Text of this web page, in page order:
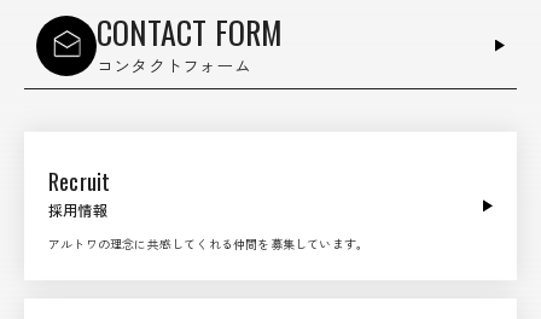
CONTACT FORM
コンタクトフォーム
Recruit
採用情報
アルトワの理念に共感してくれる仲間を募集しています。